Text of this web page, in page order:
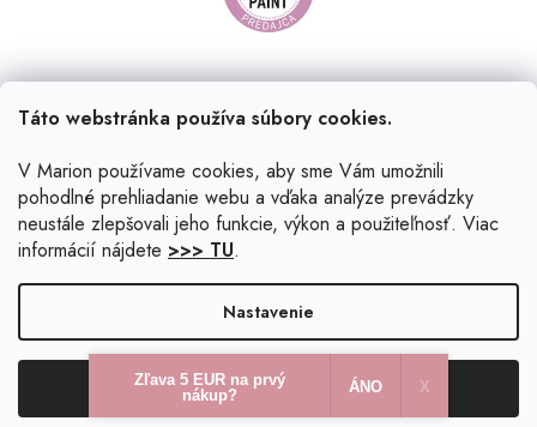
Táto webstránka používa súbory cookies.
V Marion používame cookies, aby sme Vám umožnili
pohodlné prehliadanie webu a vďaka analýze prevádzky
neustále zlepšovali jeho funkcie, výkon a použiteľnosť. Viac
informácií nájdete >>> TU.
Nastavenie
Odmietnuť Súhlasím
Vytvoril Shoptet|Upravil Balkys
Copyright 2026 . Všetky práva vyhradené.
Upraviť
nastavenie cookies
Zľava 5 EUR na prvý
nákup?
ÁNO X​